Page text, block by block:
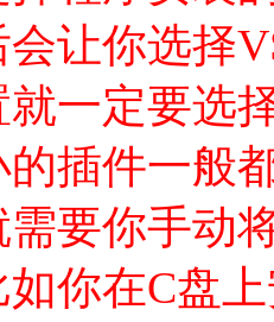
让你选择
一定要选
插件一般
要你手动
你在C盘